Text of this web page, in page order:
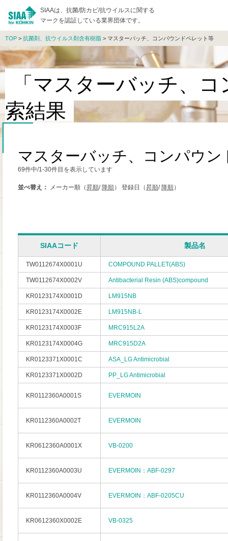
SIAAは、抗菌/防カビ/抗ウイルスに関する
マークを認証している業界団体です。
TOP > 抗菌剤、抗ウイルス剤含有樹脂 > マスターバッチ、コンパウンドペレット等
「マスターバッチ、
索結果
マスターバッチ、コンパウン
69件中/1-30件目を表示しています
並べ替え： メーカー順（昇順/ 降順） 登録日（昇順/ 降順）
SIAAコード 製品名
TW0112674X0001U COMPOUND PALLET(ABS)
TW0112674X0002V Antibacterial Resin (ABS)compound
KR0123174X0001D LM915NB
KR0123174X0002E LM915NB-L
KR0123174X0003F MRC915L2A
KR0123174X0004G MRC915D2A
KR0123371X0001C ASA_LG Antimicrobial
KR0123371X0002D PP_LG Antimicrobial
KR0112360A0001S EVERMOIN
KR0112360A0002T EVERMOIN
KR0612360A0001X VB-0200
KR0112360A0003U EVERMOIN：ABF-0297
KR0112360A0004V EVERMOIN：ABF-0205CU
KR0612360X0002E VB-0325